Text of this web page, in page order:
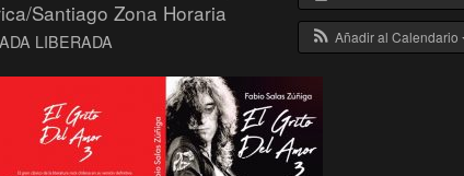
Añadir al Calendario
Santiago Zona Horaria
LIBERADA